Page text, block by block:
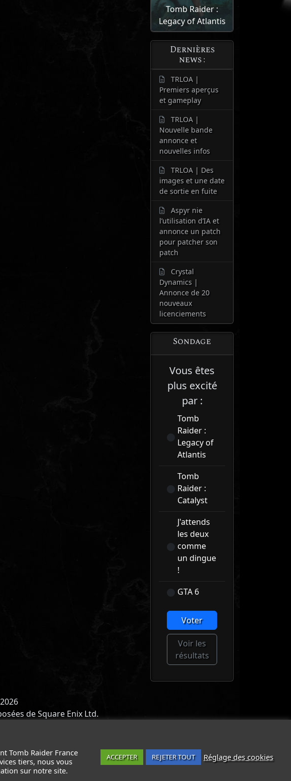
Tomb Raider :
Legacy of Atlantis
Dernières
news :
TRLOA |
Premiers aperçus
et gameplay
TRLOA |
Nouvelle bande
annonce et
nouvelles infos
TRLOA | Des
images et une date
de sortie en fuite
Aspyr nie
l’utilisation d’IA et
annonce un patch
pour patcher son
patch
Crystal
Dynamics |
Annonce de 20
nouveaux
licenciements
Sondage
Vous êtes
plus excité
par :
Tomb
Raider :
Legacy of
Atlantis
Tomb
Raider :
Catalyst
J'attends
les deux
comme
un dingue
!
GTA 6
Voter
Voir les
résultats
Tomb Raider France
tiers, nous vous
sur notre site.
ACCEPTER REJETER TOUT Réglage des cookies
de Square Enix Ltd.